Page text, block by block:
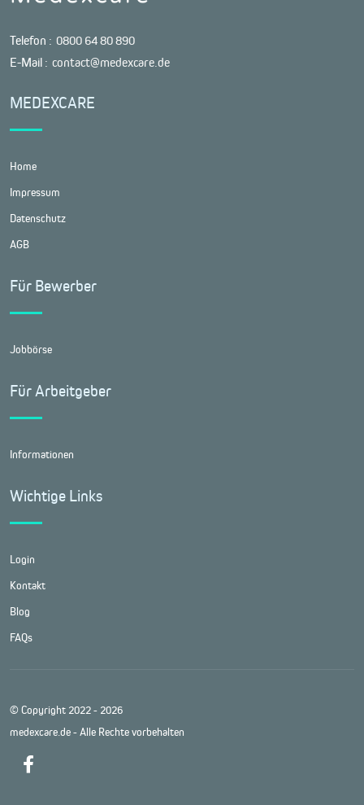
Telefon : 0800 64 80 890
E-Mail : contact@medexcare.de
MEDEXCARE
Home
Impressum
Datenschutz
AGB
Für Bewerber
Jobbörse
Für Arbeitgeber
Informationen
Wichtige Links
Login
Kontakt
Blog
FAQs
© Copyright 2022 - 2026
medexcare.de - Alle Rechte vorbehalten